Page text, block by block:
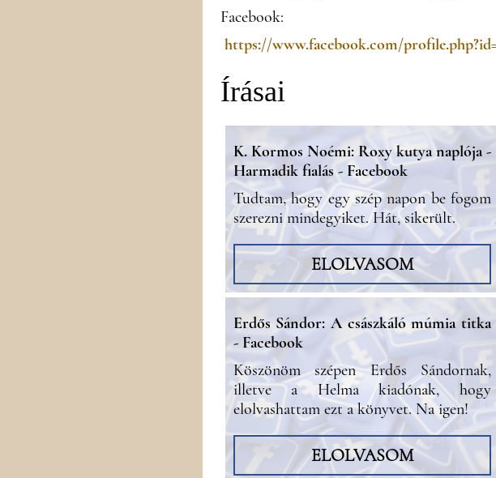
Facebook:
https://www.facebook.com/
Írásai
K. Kormos Noémi: Roxy kutya naplója -
Harmadik fialás - Facebook
Tudtam, hogy egy szép napon be fogom
szerezni mindegyiket. Hát, sikerült.
ELOLVASOM
Erdős Sándor: A császkáló múmia titka
- Facebook
Köszönöm szépen Erdős Sándornak,
illetve a Helma kiadónak, hogy
elolvashattam ezt a könyvet. Na igen!
ELOLVASOM